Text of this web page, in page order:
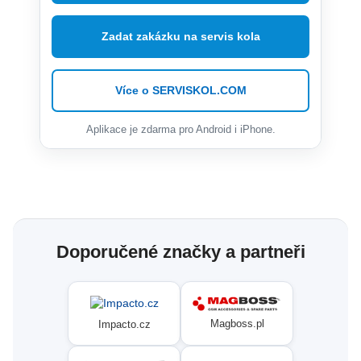
Zadat zakázku na servis kola
Více o SERVISKOL.COM
Aplikace je zdarma pro Android i iPhone.
Doporučené značky a partneři
Impacto.cz Magboss.pl